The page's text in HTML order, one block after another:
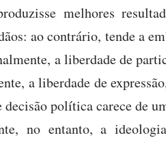
melhores
ao contrário, tende a
a liberdade de
a liberdade de
decisão política carece de
no entanto, a